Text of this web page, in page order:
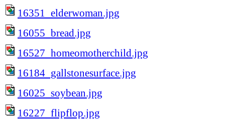
16351_elderwoman.jpg
16055_bread.jpg
16527_homeomotherchild.jpg
16184_gallstonesurface.jpg
16025_soybean.jpg
16227_flipflop.jpg